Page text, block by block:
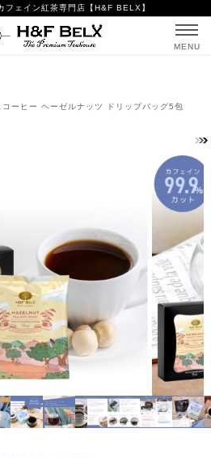
フェイン紅茶専門店【H&F BELX】
MENU
ーヒー ヘーゼルナッツ ドリップバッグ5包